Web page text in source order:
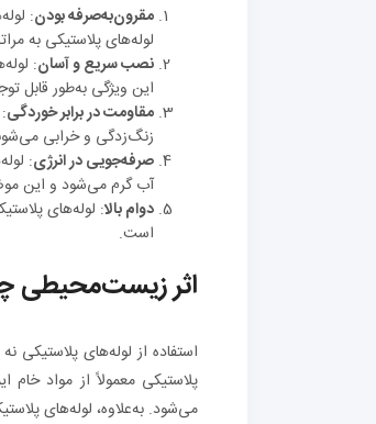
مقرون‌به‌صرفه بودن:
لوله‌های پلاستیکی به
نصب سریع و آسان:
این ویژگی به‌طور قابل
مقاومت در برابر خوردگی
زنگ‌زدگی و خرابی
صرفه‌جویی در انرژی:
آب گرم می‌شود و این
دوام بالا
است.
اثر زیست‌محیطی
استفاده از لوله‌های پلاستیکی
پلاستیکی معمولاً از مواد
می‌شود. به‌علاوه، لوله‌های